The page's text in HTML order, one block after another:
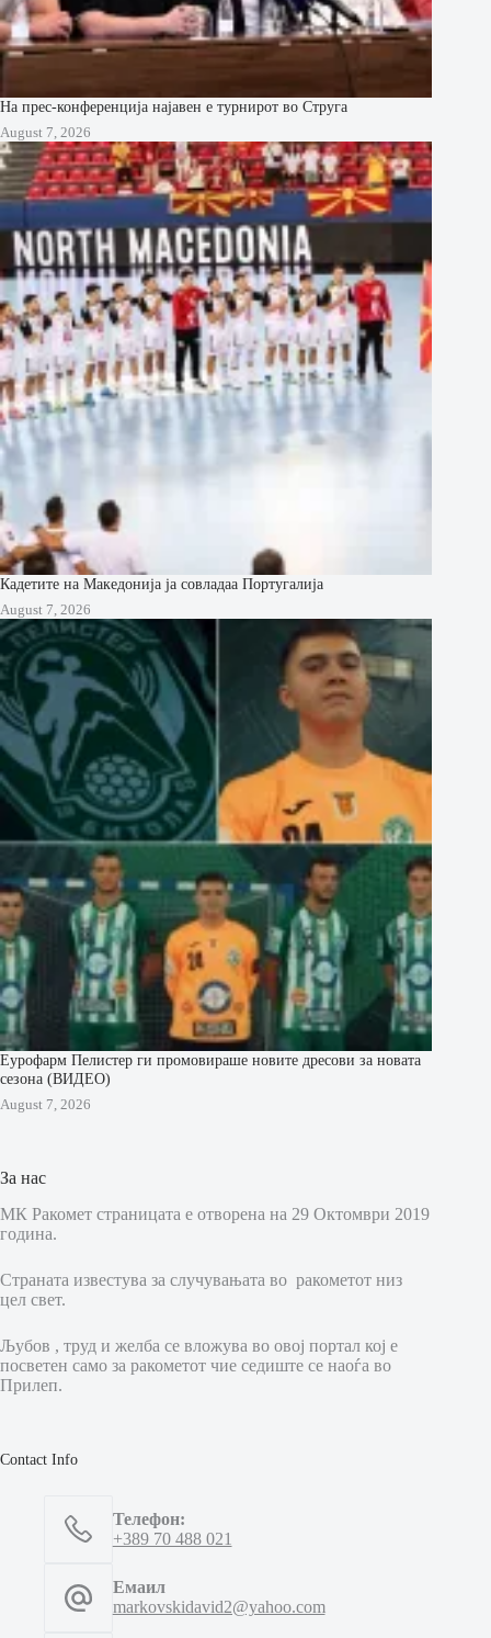
На прес-конференција најавен е турнирот во Струга
August 7, 2026
Кадетите на Македонија ја совладаа Португалија
August 7, 2026
Еурофарм Пелистер ги промовираше новите дресови за новата
сезона (ВИДЕО)
August 7, 2026
За нас
МК Ракомет страницата е отворена на 29 Октомври 2019
година.
Страната известува за случувањата во ракометот низ
цел свет.
Љубов , труд и желба се вложува во овој портал кој е
посветен само за ракометот чие седиште се наоѓа во
Прилеп.
Contact Info
Телефон:
+389 70 488 021
Емаил
markovskidavid2@yahoo.com